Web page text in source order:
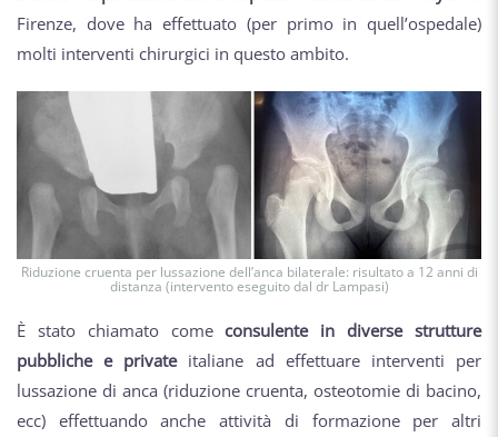
Firenze, dove ha effettuato (per primo in quell’ospedale)
molti interventi chirurgici in questo ambito.
Riduzione cruenta per lussazione dell’anca bilaterale: risultato a 12 anni di
distanza (intervento eseguito dal dr Lampasi)
È stato chiamato comeconsulente in diverse strutture
pubbliche e private italiane ad effettuare interventi per
lussazione di anca (riduzione cruenta, osteotomie di bacino,
ecc) effettuando anche attività di formazione per altri